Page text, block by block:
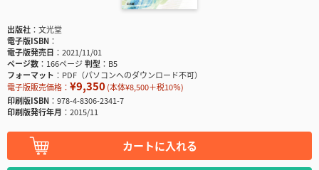
出版社
文光堂
電子版ISBN
電子版発売日
2021/11/01
ページ数
166ページ判型
B5
フォーマット
PDF（パソコンへのダウンロード不可）
電子版販売価格： ¥9,350(本体¥8,500＋税10％)
印刷版ISBN
978-4-8306-2341-7
印刷版発行年月
2015/11
カートに入れる